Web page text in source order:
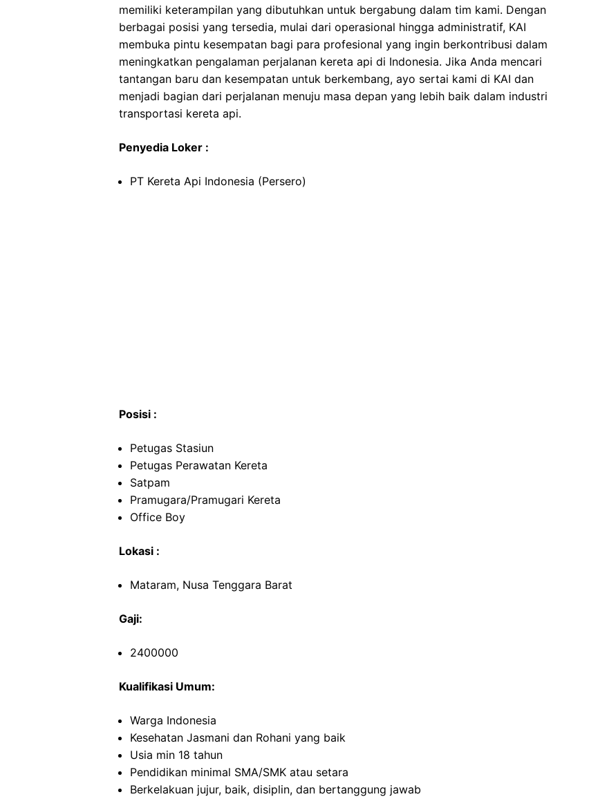
memiliki keterampilan yang dibutuhkan untuk bergabung dalam tim kami. Dengan
berbagai posisi yang tersedia, mulai dari operasional hingga administratif, KAI
membuka pintu kesempatan bagi para profesional yang ingin berkontribusi dalam
meningkatkan pengalaman perjalanan kereta api di Indonesia. Jika Anda mencari
tantangan baru dan kesempatan untuk berkembang, ayo sertai kami di KAI dan
menjadi bagian dari perjalanan menuju masa depan yang lebih baik dalam industri
transportasi kereta api.
Penyedia Loker :
PT Kereta Api Indonesia (Persero)
Posisi :
Petugas Stasiun
Petugas Perawatan Kereta
Satpam
Pramugara/Pramugari Kereta
Office Boy
Lokasi :
Mataram, Nusa Tenggara Barat
Gaji:
2400000
Kualifikasi Umum:
Warga Indonesia
Kesehatan Jasmani dan Rohani yang baik
Usia min 18 tahun
Pendidikan minimal SMA/SMK atau setara
Berkelakuan jujur, baik, disiplin, dan bertanggung jawab